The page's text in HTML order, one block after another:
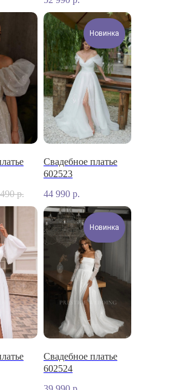
р.
Новинка
Свадебное платье
602523
44 990 р.
Новинка
Свадебное платье
602524